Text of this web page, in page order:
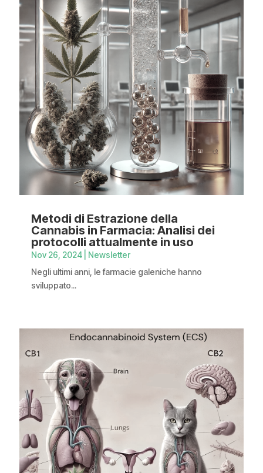
Metodi di Estrazione della
Cannabis in Farmacia: Analisi dei
protocolli attualmente in uso
Nov 26, 2024| Newsletter
Negli ultimi anni, le farmacie galeniche hanno
sviluppato...